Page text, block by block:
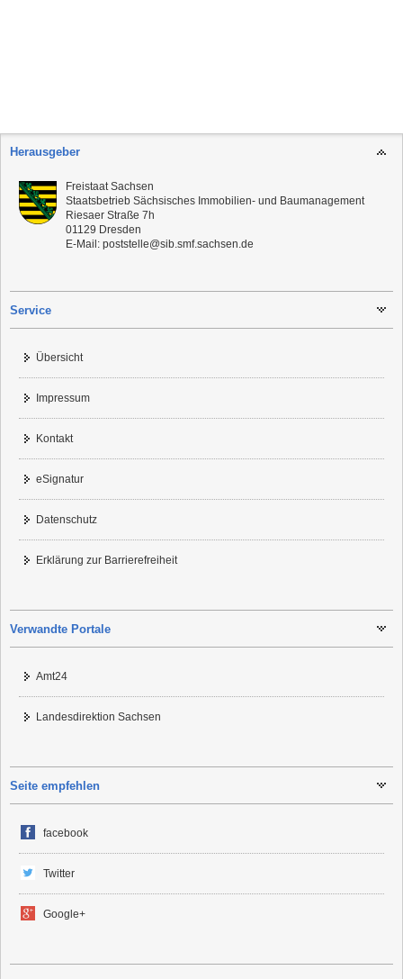
Herausgeber
Freistaat Sachsen
Staatsbetrieb Sächsisches Immobilien- und Baumanagement
Riesaer Straße 7h
01129 Dresden
E-Mail: poststelle@sib.smf.sachsen.de
Service
Übersicht
Impressum
Kontakt
eSignatur
Datenschutz
Erklärung zur Barrierefreiheit
Verwandte Portale
Amt24
Landesdirektion Sachsen
Seite empfehlen
facebook
Twitter
Google+